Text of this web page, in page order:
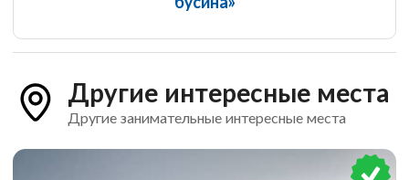
Другие интересные места
Другие занимательные интересные места